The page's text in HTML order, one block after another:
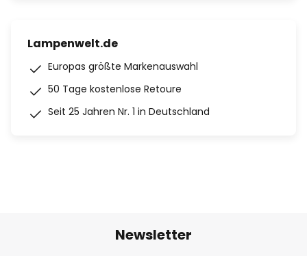
Lampenwelt.de
Europas größte Markenauswahl
50 Tage kostenlose Retoure
Seit 25 Jahren Nr. 1 in Deutschland
Newsletter